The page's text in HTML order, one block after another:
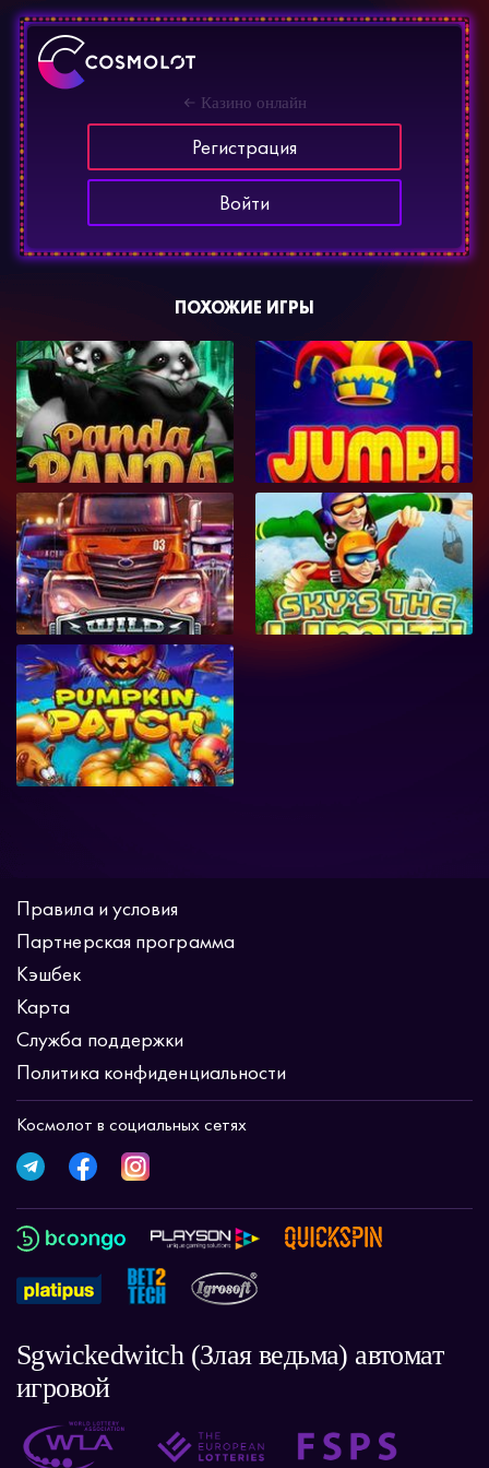
Казино онлайн
Регистрация
Войти
ПОХОЖИЕ ИГРЫ
Правила и условия
Партнерская программа
Кэшбек
Карта
Служба поддержки
Политика конфиденциальности
Космолот в социальных сетях
Sgwickedwitch (Злая ведьма) автомат
игровой